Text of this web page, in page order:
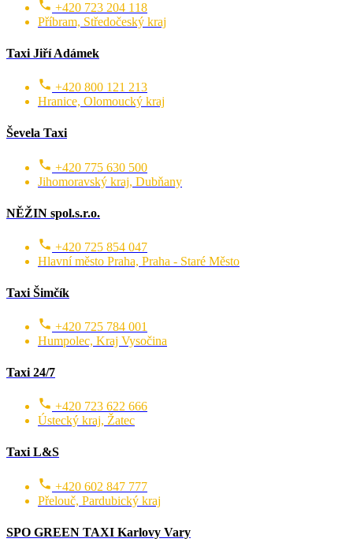
+420 723 204 118
Příbram, Středočeský kraj
Taxi Jiří Adámek
+420 800 121 213
Hranice, Olomoucký kraj
Ševela Taxi
+420 775 630 500
Jihomoravský kraj, Dubňany
NĚŽIN spol.s.r.o.
+420 725 854 047
Hlavní město Praha, Praha - Staré Město
Taxi Šimčík
+420 725 784 001
Humpolec, Kraj Vysočina
Taxi 24/7
+420 723 622 666
Ústecký kraj, Žatec
Taxi L&S
+420 602 847 777
Přelouč, Pardubický kraj
SPO GREEN TAXI Karlovy Vary